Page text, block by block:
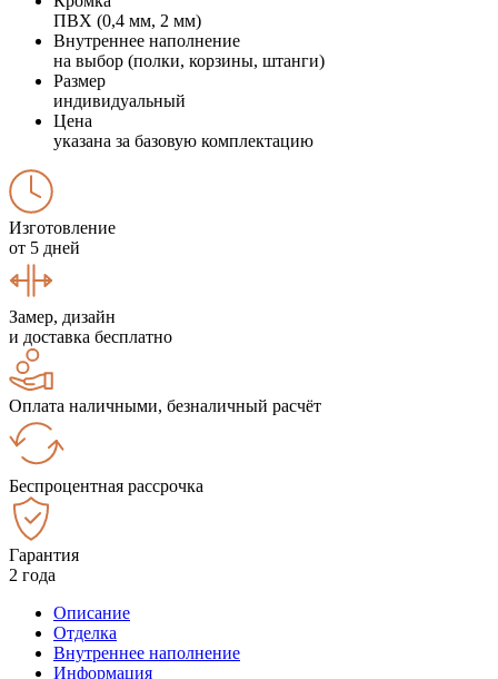
ПВХ (0,4 мм, 2 мм)
Внутреннее наполнение
на выбор (полки, корзины, штанги)
Размер
индивидуальный
Цена
указана за базовую комплектацию
Изготовление
от 5 дней
Замер, дизайн
и доставка бесплатно
Оплата наличными, безналичный расчёт
Беспроцентная рассрочка
Гарантия
2 года
Описание
Отделка
Внутреннее наполнение
Информация